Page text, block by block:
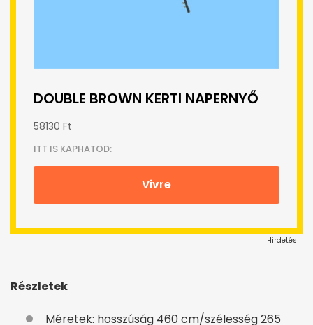
DOUBLE BROWN KERTI NAPERNYŐ
58130 Ft
ITT IS KAPHATOD:
Vivre
Hirdetés
Részletek
Méretek: hosszúság 460 cm/szélesség 265